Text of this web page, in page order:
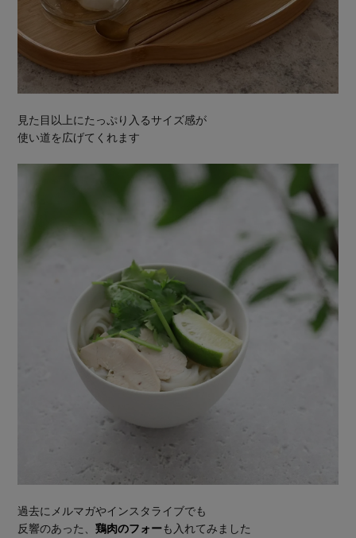
見た目以上にたっぷり入るサイズ感が
使い道を広げてくれます
過去にメルマガやインスタライブでも
反響のあった、鶏肉のフォーも入れてみました